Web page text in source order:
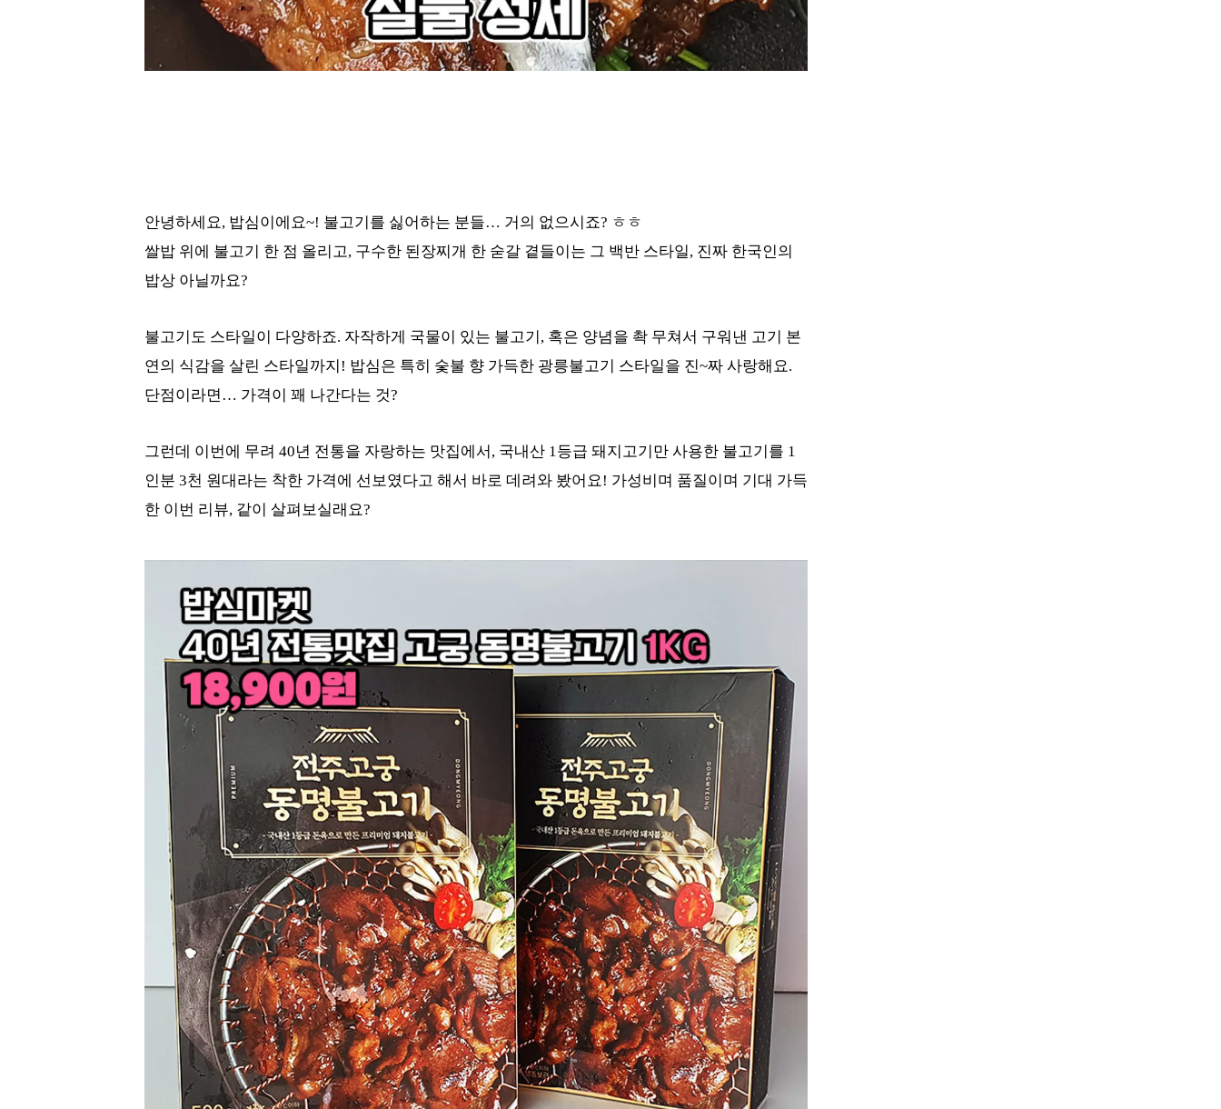
안녕하세요, 밥심이에요~! 불고기를 싫어하는 분들… 거의 없으시죠? ㅎㅎ
쌀밥 위에 불고기 한 점 올리고, 구수한 된장찌개 한 숟갈 곁들이는 그 백반 스타일, 진짜 한국인의
밥상 아닐까요?
불고기도 스타일이 다양하죠. 자작하게 국물이 있는 불고기, 혹은 양념을 촥 무쳐서 구워낸 고기 본
연의 식감을 살린 스타일까지! 밥심은 특히 숯불 향 가득한 광릉불고기 스타일을 진~짜 사랑해요.
단점이라면… 가격이 꽤 나간다는 것?
그런데 이번에 무려 40년 전통을 자랑하는 맛집에서, 국내산 1등급 돼지고기만 사용한 불고기를 1
인분 3천 원대라는 착한 가격에 선보였다고 해서 바로 데려와 봤어요! 가성비며 품질이며 기대 가득
한 이번 리뷰, 같이 살펴보실래요?